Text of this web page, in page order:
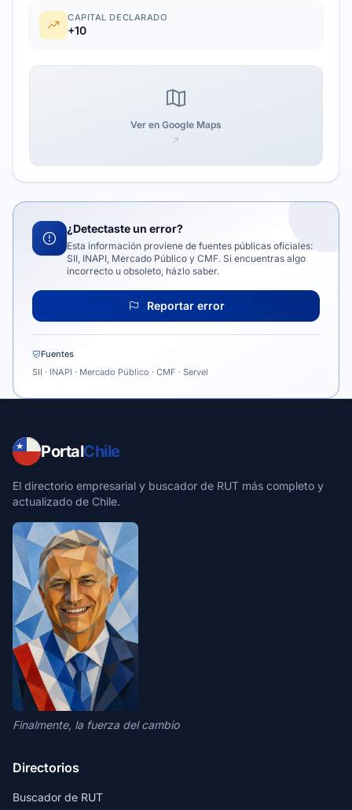
CAPITAL DECLARADO
+10
Ver en Google Maps
¿Detectaste un error?
Esta información proviene de fuentes públicas oficiales:
SII, INAPI, Mercado Público y CMF. Si encuentras algo
incorrecto u obsoleto, házlo saber.
Reportar error
Fuentes
SII · INAPI · Mercado Público · CMF · Servel
PortalChile
El directorio empresarial y buscador de RUT más completo y
actualizado de Chile.
Finalmente, la fuerza del cambio
Directorios
Buscador de RUT